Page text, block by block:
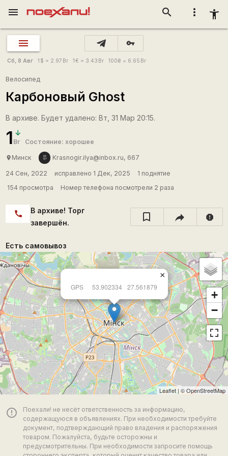
more_vert accessibility_new
search
menu
vpn_key
Сб, 8 Авг 1 $ = 2.97 Br 1€ = 3.43 Br 100₴ = 6.65 Br
Велосипед
Карбоновый Ghost
В архиве. Будет удалено: Вт, 31 Мар 20:15.
1 Br Состояние: хорошее
place Минск Krasnogir.ilya@inbox.ru, 667
24 Сен, 2022 исправлено 1 Дек, 2025
1 поднятие
154 просмотра
Номер телефона посмотрели 2 раза
call
В архиве! Торг
завершён.
report
Есть самовывоз
GPS 53.902334 27.561879
×
+
−
Leaflet| ©OpenStreetMap
error_outline
Поехали! не несёт ответственность за информацию,
содержащуюся в объявлениях. При необходимости требуйте
документ, подтверждающий право владения и распоряжения
товаром. Пожалуйста, будьте осторожны и
предусмотрительны. При необходимости запросите помощь